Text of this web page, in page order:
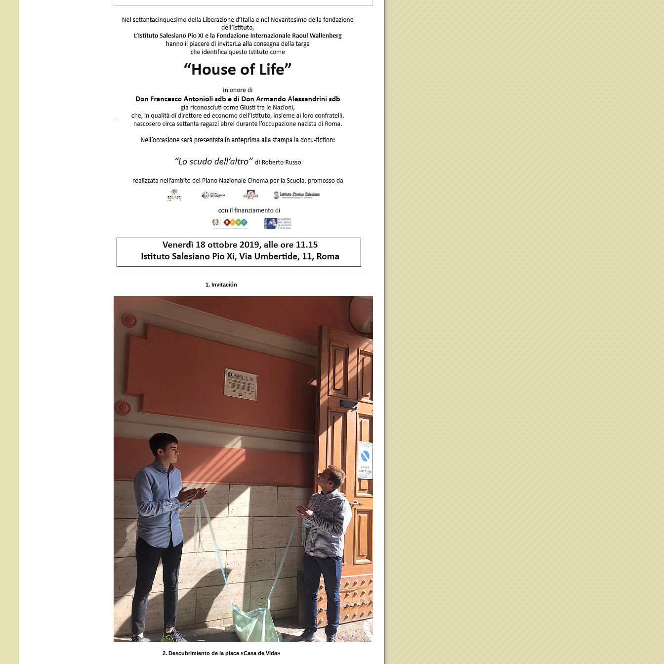
1. Invitación
2. Descubrimiento de la placa «Casa de Vida»